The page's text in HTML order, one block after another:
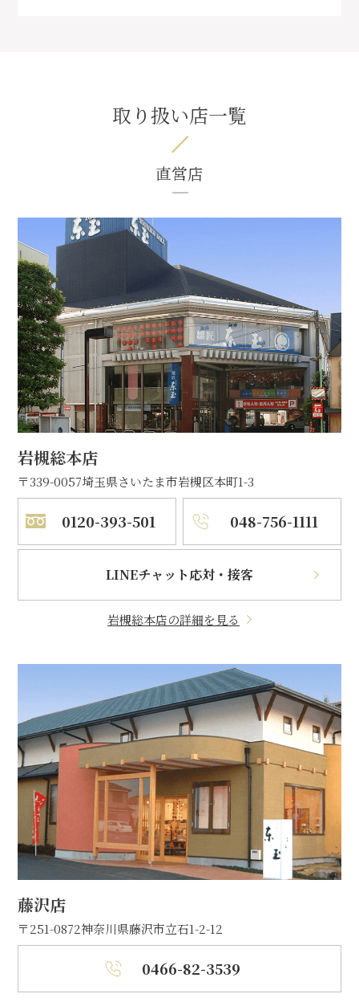
取り扱い店一覧
直営店
岩槻総本店
〒339-0057埼玉県さいたま市岩槻区本町1-3
0120-393-501 048-756-1111
LINEチャット応対・接客
岩槻総本店の詳細を見る
藤沢店
〒251-0872神奈川県藤沢市立石1-2-12
0466-82-3539